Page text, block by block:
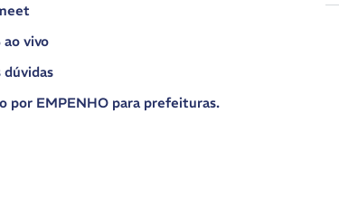
vivo
por EMPENHO para prefeituras.